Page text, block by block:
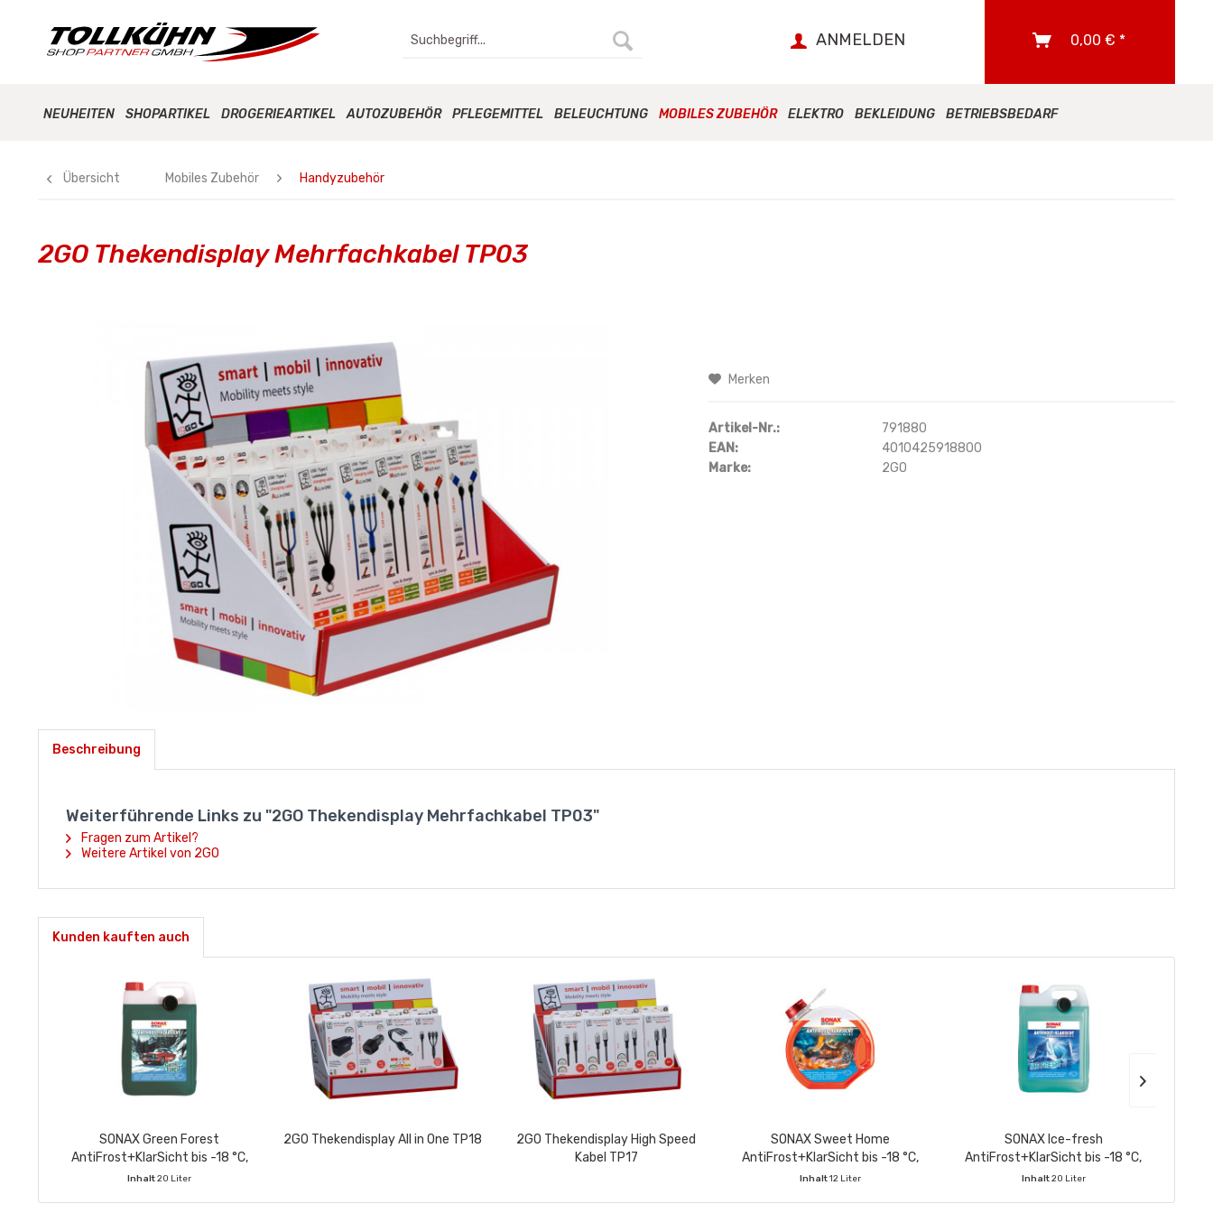
ANMELDEN 0,00 € *
NEUHEITEN SHOPARTIKEL DROGERIEARTIKEL AUTOZUBEHÖR PFLEGEMITTEL BELEUCHTUNG MOBILES ZUBEHÖR ELEKTRO BEKLEIDUNG BETRIEBSBEDARF
Übersicht Mobiles Zubehör Handyzubehör
2GO Thekendisplay Mehrfachkabel TP03
Merken
Artikel-Nr.:
791880
EAN:
4010425918800
Marke:
2GO
Beschreibung
Weiterführende Links zu "2GO Thekendisplay Mehrfachkabel TP03"
Fragen zum Artikel?
Weitere Artikel von 2GO
Kunden kauften auch
SONAX Green Forest
AntiFrost+KlarSicht bis -18 °C,
PET-Kanister 5 Ltr.
Inhalt20 Liter
2GO Thekendisplay All in One TP18
2GO Thekendisplay High Speed
Kabel TP17
SONAX Sweet Home
AntiFrost+KlarSicht bis -18 °C,
Rundflasche 3 Ltr.
Inhalt12 Liter
SONAX Ice-fresh
AntiFrost+KlarSicht bis -18 °C,
PET-Kanister 5 Ltr.
Inhalt20 Liter